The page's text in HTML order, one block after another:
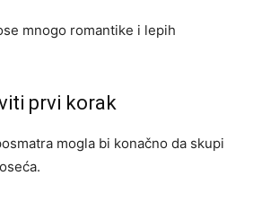
mnogo romantike i lepih
prvi korak
mogla bi konačno da skupi